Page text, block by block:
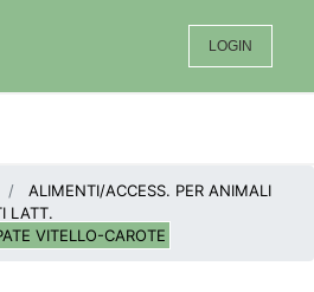
LOGIN
ALIMENTI/ACCESS. PER ANIMALI
LATT.
VITELLO-CAROTE